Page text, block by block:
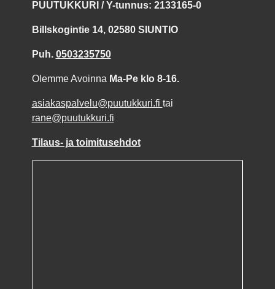
PUUTUKKURI / Y-tunnus: 2133165-0
Billskogintie 14, 02580 SIUNTIO
Puh. 0503235750
Olemme Avoinna Ma-Pe klo 8-16.
asiakaspalvelu@puutukkuri.fi tai
rane@puutukkuri.fi
Tilaus- ja toimitusehdot